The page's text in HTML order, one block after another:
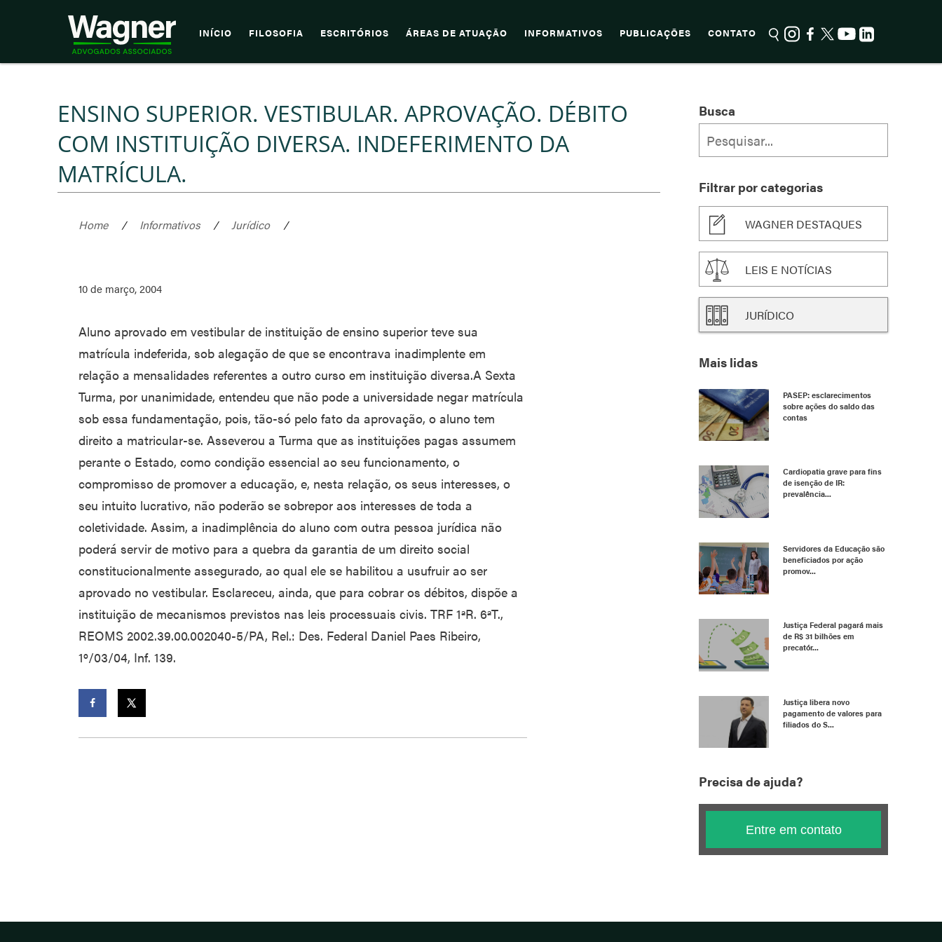
INÍCIO FILOSOFIA ESCRITÓRIOS ÁREAS DE ATUAÇÃO INFORMATIVOS PUBLICAÇÕES CONTATO
ENSINO SUPERIOR. VESTIBULAR. APROVAÇÃO. DÉBITO
COM INSTITUIÇÃO DIVERSA. INDEFERIMENTO DA
MATRÍCULA.
Home / Informativos / Jurídico /
10 de março, 2004
Aluno aprovado em vestibular de instituição de ensino superior teve sua
matrícula indeferida, sob alegação de que se encontrava inadimplente em
relação a mensalidades referentes a outro curso em instituição diversa.A Sexta
Turma, por unanimidade, entendeu que não pode a universidade negar matrícula
sob essa fundamentação, pois, tão-só pelo fato da aprovação, o aluno tem
direito a matricular-se. Asseverou a Turma que as instituições pagas assumem
perante o Estado, como condição essencial ao seu funcionamento, o
compromisso de promover a educação, e, nesta relação, os seus interesses, o
seu intuito lucrativo, não poderão se sobrepor aos interesses de toda a
coletividade. Assim, a inadimplência do aluno com outra pessoa jurídica não
poderá servir de motivo para a quebra da garantia de um direito social
constitucionalmente assegurado, ao qual ele se habilitou a usufruir ao ser
aprovado no vestibular. Esclareceu, ainda, que para cobrar os débitos, dispõe a
instituição de mecanismos previstos nas leis processuais civis. TRF 1ªR. 6ªT.,
REOMS 2002.39.00.002040-5/PA, Rel.: Des. Federal Daniel Paes Ribeiro,
1º/03/04, Inf. 139.
Busca
Filtrar por categorias
WAGNER DESTAQUES
LEIS E NOTÍCIAS
JURÍDICO
Mais lidas
PASEP: esclarecimentos
sobre ações do saldo das
contas
Cardiopatia grave para fins
de isenção de IR:
prevalência...
Servidores da Educação são
beneficiados por ação
promov...
Justiça Federal pagará mais
de R$ 31 bilhões em
precatór...
Justiça libera novo
pagamento de valores para
filiados do S...
Precisa de ajuda?
Entre em contato